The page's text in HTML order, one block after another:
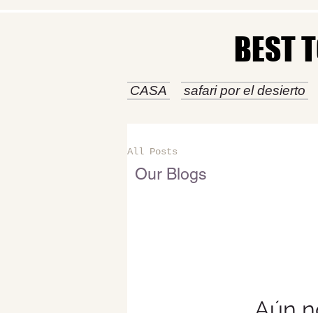
BEST
BEST
CASA safari por el desierto
All Posts
Our Blogs